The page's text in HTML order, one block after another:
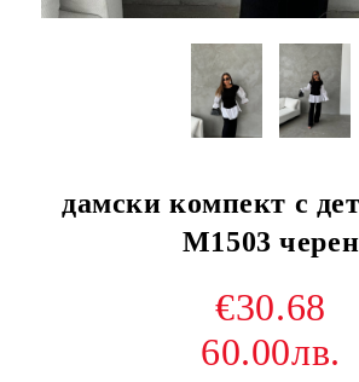
дамски компект с
M1503 черен
€30.68
60.00лв.